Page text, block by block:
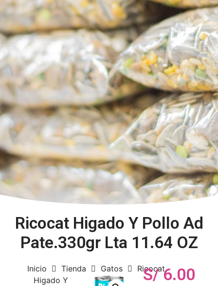
Ricocat Higado Y Pollo Ad
Pate.330gr Lta 11.64 OZ
Inicio Tienda Gatos
Ricocat
Higado Y
S/6.00